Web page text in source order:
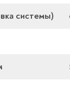
системы)